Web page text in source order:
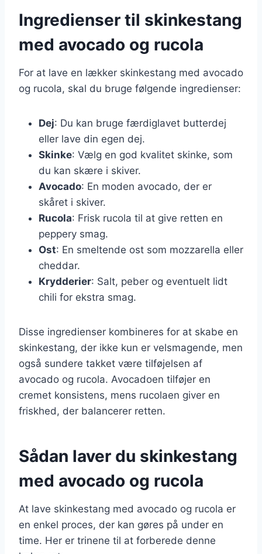
Ingredienser til skinkestang
med avocado og rucola
For at lave en lækker skinkestang med avocado
og rucola, skal du bruge følgende ingredienser:
Dej: Du kan bruge færdiglavet butterdej
eller lave din egen dej.
Skinke: Vælg en god kvalitet skinke, som
du kan skære i skiver.
Avocado: En moden avocado, der er
skåret i skiver.
Rucola: Frisk rucola til at give retten en
peppery smag.
Ost: En smeltende ost som mozzarella eller
cheddar.
Krydderier: Salt, peber og eventuelt lidt
chili for ekstra smag.
Disse ingredienser kombineres for at skabe en
skinkestang, der ikke kun er velsmagende, men
også sundere takket være tilføjelsen af
avocado og rucola. Avocadoen tilføjer en
cremet konsistens, mens rucolaen giver en
friskhed, der balancerer retten.
Sådan laver du skinkestang
med avocado og rucola
At lave skinkestang med avocado og rucola er
en enkel proces, der kan gøres på under en
time. Her er trinene til at forberede denne